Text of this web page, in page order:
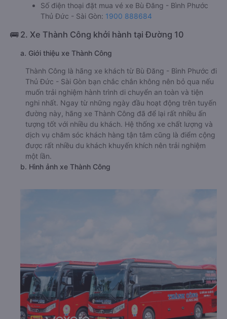
Số điện thoại đặt mua vé xe Bù Đăng - Bình Phước
Thủ Đức - Sài Gòn: 1900 888684
🚌 2. Xe Thành Công khởi hành tại Đường 10
a. Giới thiệu xe Thành Công
Thành Công là hãng xe khách từ Bù Đăng - Bình Phước đi
Thủ Đức - Sài Gòn bạn chắc chắn không nên bỏ qua nếu
muốn trải nghiệm hành trình di chuyển an toàn và tiện
nghi nhất. Ngay từ những ngày đầu hoạt động trên tuyến
đường này, hãng xe Thành Công đã để lại rất nhiều ấn
tượng tốt với nhiều du khách. Hệ thống xe chất lượng và
dịch vụ chăm sóc khách hàng tận tâm cũng là điểm cộng
được rất nhiều du khách khuyến khích nên trải nghiệm
một lần.
b. Hình ảnh xe Thành Công